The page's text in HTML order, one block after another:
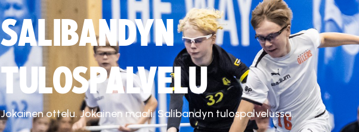
SALIBANDYN
TULOSPALVELU
Jokainen ottelu. Jokainen maali. Salibandyn tulospalvelussa.